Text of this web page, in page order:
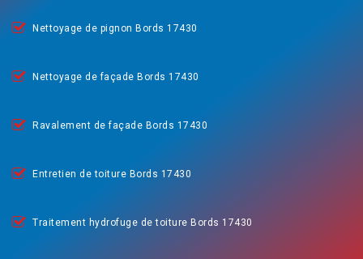
Nettoyage de pignon Bords 17430
Nettoyage de façade Bords 17430
Ravalement de façade Bords 17430
Entretien de toiture Bords 17430
Traitement hydrofuge de toiture Bords 17430